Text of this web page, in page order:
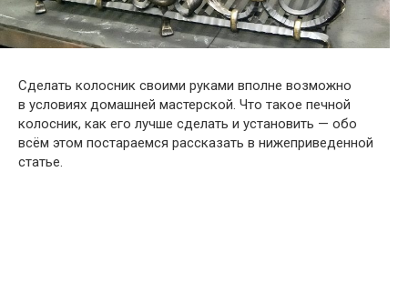
Сделать колосник своими руками вполне возможно
в условиях домашней мастерской. Что такое печной
колосник, как его лучше сделать и установить — обо
всём этом постараемся рассказать в нижеприведенной
статье.